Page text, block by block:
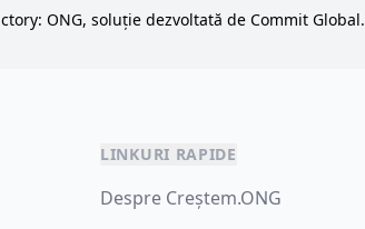
ONG, soluție dezvoltată de Commit Global.
LINKURI RAPIDE
Despre Creștem.ONG